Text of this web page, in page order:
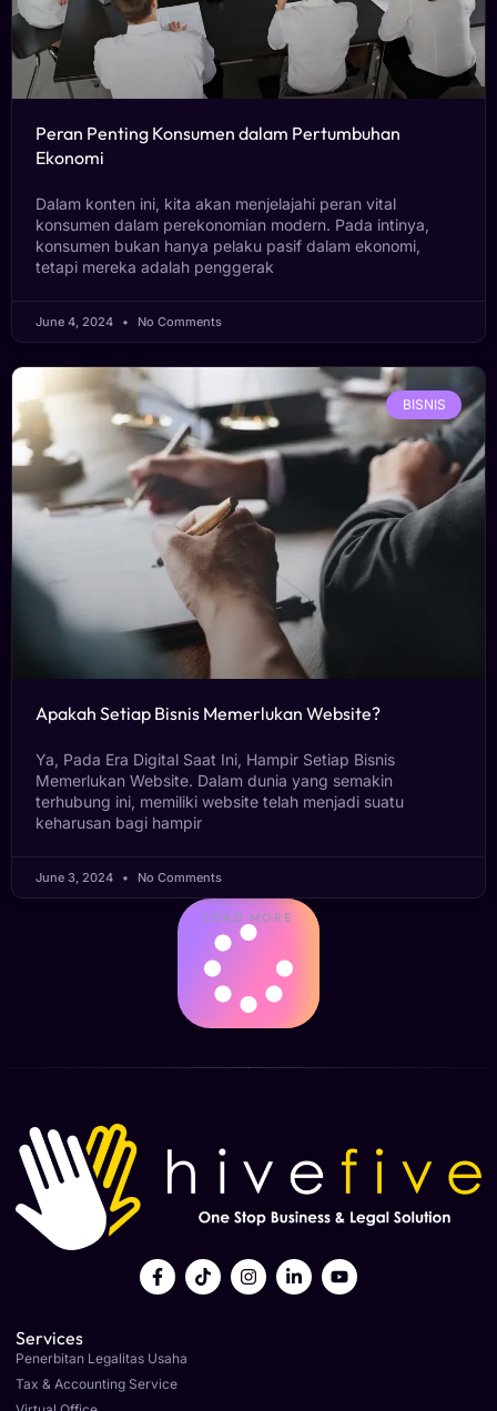
Peran Penting Konsumen dalam Pertumbuhan
Ekonomi
Dalam konten ini, kita akan menjelajahi peran vital
konsumen dalam perekonomian modern. Pada intinya,
konsumen bukan hanya pelaku pasif dalam ekonomi,
tetapi mereka adalah penggerak
June 4, 2024 No Comments
BISNIS
Apakah Setiap Bisnis Memerlukan Website?
Ya, Pada Era Digital Saat Ini, Hampir Setiap Bisnis
Memerlukan Website. Dalam dunia yang semakin
terhubung ini, memiliki website telah menjadi suatu
keharusan bagi hampir
June 3, 2024 No Comments
LOAD MORE
Services
Penerbitan Legalitas Usaha
Tax & Accounting Service